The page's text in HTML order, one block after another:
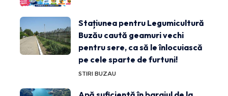
Stațiunea pentru Legumicultură
Buzău caută geamuri vechi
pentru sere, ca să le înlocuiască
pe cele sparte de furtuni!
STIRI BUZAU